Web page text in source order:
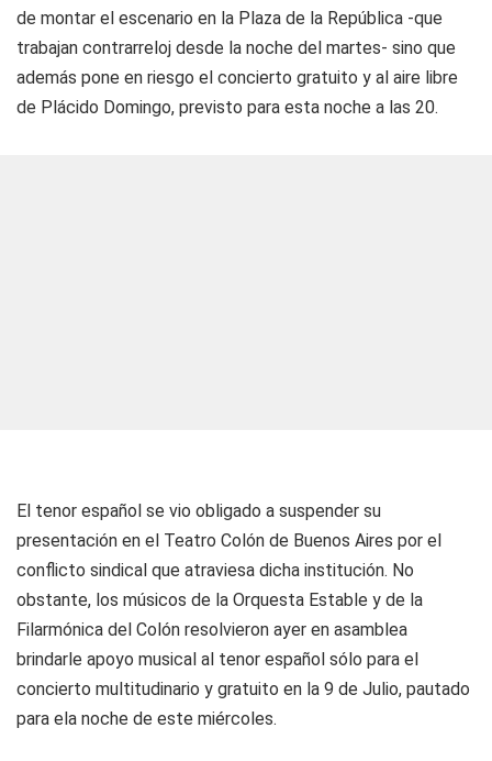
de montar el escenario en la Plaza de la República -que
trabajan contrarreloj desde la noche del martes- sino que
además pone en riesgo el concierto gratuito y al aire libre
de Plácido Domingo, previsto para esta noche a las 20.
El tenor español se vio obligado a suspender su
presentación en el Teatro Colón de Buenos Aires por el
conflicto sindical que atraviesa dicha institución. No
obstante, los músicos de la Orquesta Estable y de la
Filarmónica del Colón resolvieron ayer en asamblea
brindarle apoyo musical al tenor español sólo para el
concierto multitudinario y gratuito en la 9 de Julio, pautado
para ela noche de este miércoles.